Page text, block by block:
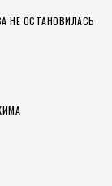
НЕ ОСТАНОВИЛАСЬ